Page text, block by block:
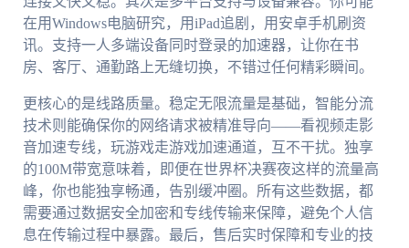
在用Windows电脑研究，用iPad追剧，用安卓手机刷资
讯。支持一人多端设备同时登录的加速器，让你在书
房、客厅、通勤路上无缝切换，不错过任何精彩瞬间。
更核心的是线路质量。稳定无限流量是基础，智能分流
技术则能确保你的网络请求被精准导向——看视频走影
音加速专线，玩游戏走游戏加速通道，互不干扰。独享
的100M带宽意味着，即便在世界杯决赛夜这样的流量高
峰，你也能独享畅通，告别缓冲圈。所有这些数据，都
需要通过数据安全加密和专线传输来保障，避免个人信
息在传输过程中暴露。最后，售后实时保障和专业的技